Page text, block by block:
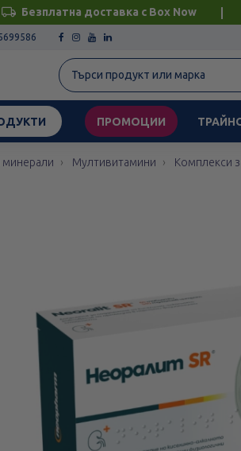
Безплатна доставка с Box Now
ПРОМОЦИИ
минерали Мултивитамини Комплекси